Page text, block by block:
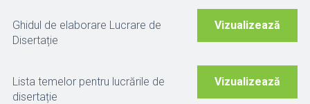
Ghidul de elaborare Lucrare de
Disertație
Vizualizează
Lista temelor pentru lucrările de
disertație
Vizualizează